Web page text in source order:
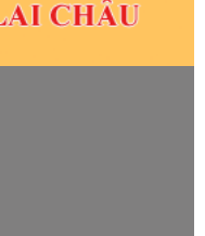
Giám đốc Sở Khoa học và